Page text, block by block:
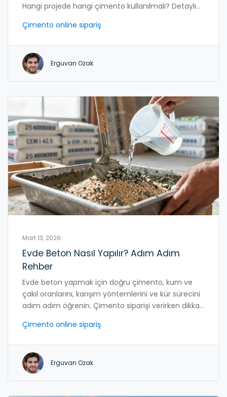
Hangi projede hangi çimento kullanılmalı? Detaylı
Çimento online sipariş
Erguvan Ozak
Mart 13, 2026
Evde Beton Nasıl Yapılır? Adım Adım
Rehber
Evde beton yapmak için doğru çimento, kum ve
çakıl oranlarını, karışım yöntemlerini ve kür sürecini
adım adım öğrenin. Çimento siparişi verirken dikkat
Çimento online sipariş
Erguvan Ozak